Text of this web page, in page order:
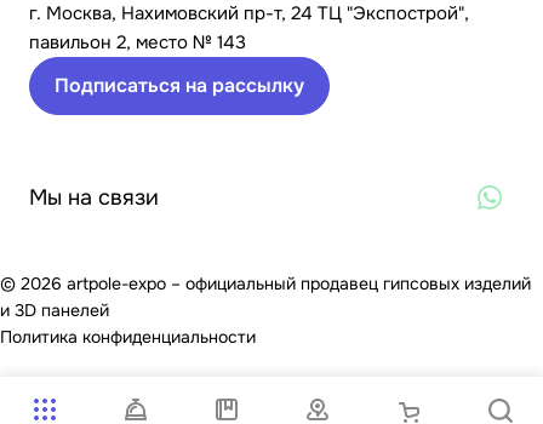
г. Москва, Нахимовский пр-т, 24 ТЦ "Экспострой",
павильон 2, место № 143
Подписаться на рассылку
Мы на связи
© 2026 artpole-expo – официальный продавец гипсовых изделий
и 3D панелей
Политика конфиденциальности